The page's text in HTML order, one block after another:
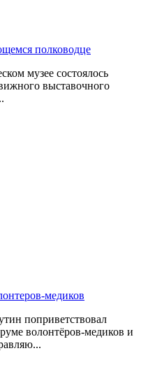
полководце
музее состоялось
выставочного
медиков
поприветствовал
волонтёров-медиков и